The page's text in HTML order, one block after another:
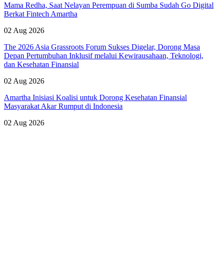
Mama Redha, Saat Nelayan Perempuan di Sumba Sudah Go Digital
Berkat Fintech Amartha
02 Aug 2026
The 2026 Asia Grassroots Forum Sukses Digelar, Dorong Masa
Depan Pertumbuhan Inklusif melalui Kewirausahaan, Teknologi,
dan Kesehatan Finansial
02 Aug 2026
Amartha Inisiasi Koalisi untuk Dorong Kesehatan Finansial
Masyarakat Akar Rumput di Indonesia
02 Aug 2026